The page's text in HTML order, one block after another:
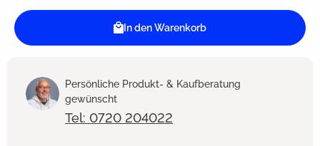
In den Warenkorb
Persönliche Produkt- & Kaufberatung
gewünscht
Tel: 0720 204022